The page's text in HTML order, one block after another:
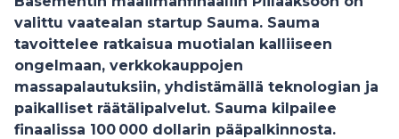
valittu vaatealan startup Sauma. Sauma
tavoittelee ratkaisua muotialan kalliiseen
ongelmaan, verkkokauppojen
massapalautuksiin, yhdistämällä teknologian ja
paikalliset räätälipalvelut. Sauma kilpailee
finaalissa 100 000 dollarin pääpalkinnosta.